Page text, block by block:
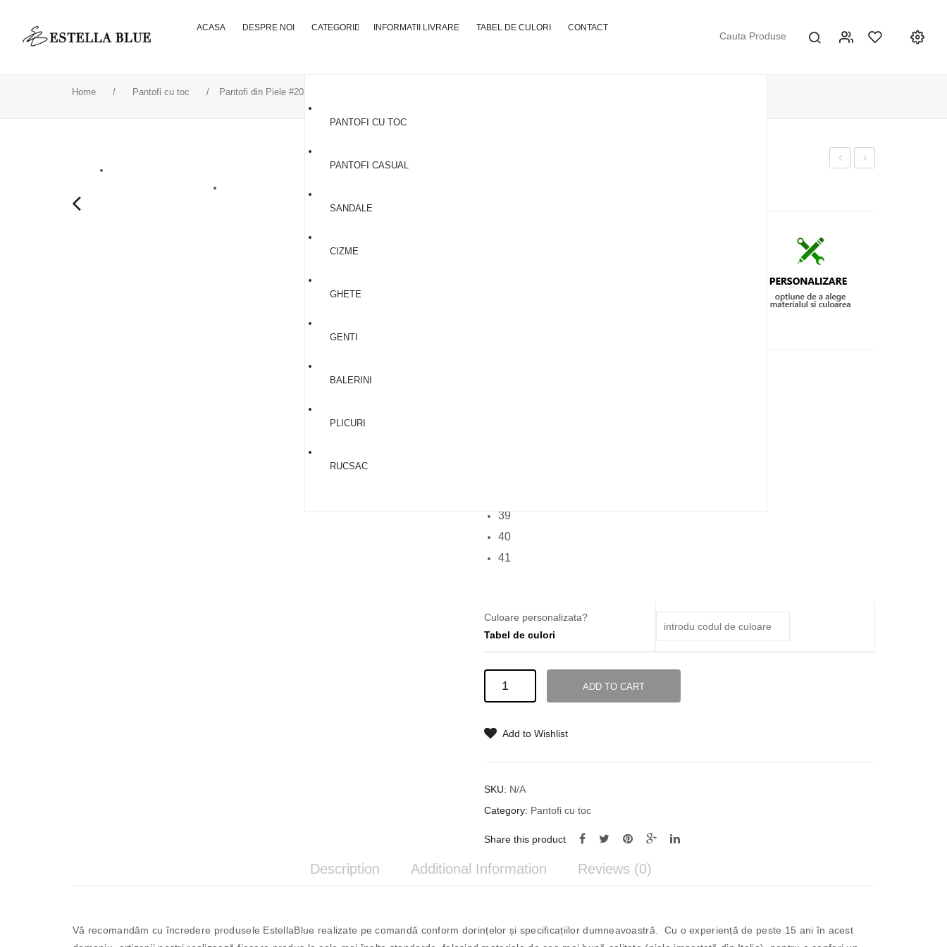
ACASA DESPRE NOI CATEGORII
PANTOFI CU TOC
PANTOFI CASUAL
SANDALE
CIZME
GHETE
GENTI
BALERINI
PLICURI
RUCSAC
INFORMATII LIVRARE TABEL DE CULORI CONTACT
Home / Pantofi cu toc / Pantofi din Piele #20
39
40
41
Culoare personalizata?
Tabel de culori
Pantofi
#20
ADD TO CART
Add to Wishlist
SKU: N/A
Category: Pantofi cu toc
Share this product
Description Additional Information Reviews (0)
Vă recomandăm cu încredere produsele EstellaBlue realizate pe comandă conform dorințelor și specificațiilor dumneavoastră. Cu o experiență de peste 15 ani în acest